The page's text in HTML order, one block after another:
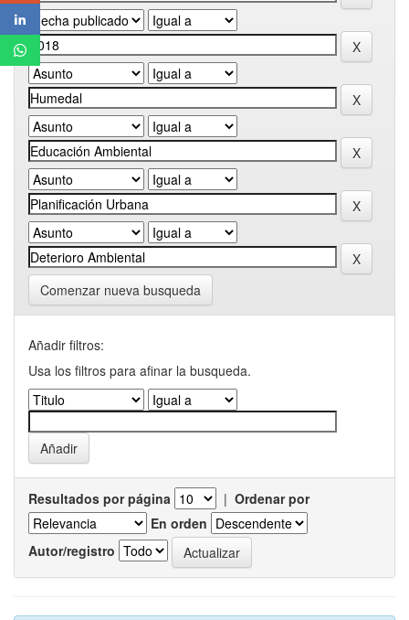
Comenzar nueva busqueda
Añadir filtros:
Usa los filtros para afinar la busqueda.
Resultados por página | Ordenar por
En orden
Autor/registro